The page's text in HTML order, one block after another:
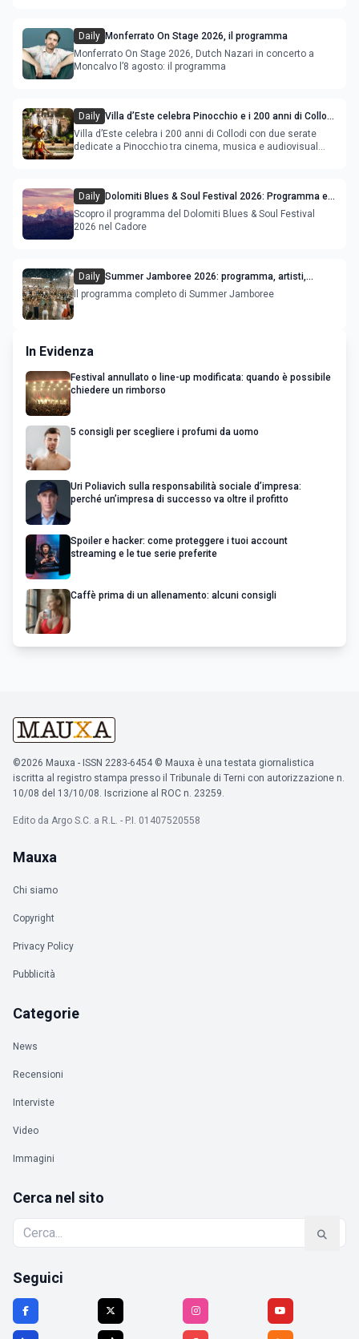
Daily Monferrato On Stage 2026, il programma
Monferrato On Stage 2026, Dutch Nazari in concerto a
Moncalvo l’8 agosto: il programma
Daily Villa d’Este celebra Pinocchio e i 200 anni di Collodi
con cinema, musica e audiovisual mapping
Villa d’Este celebra i 200 anni di Collodi con due serate
dedicate a Pinocchio tra cinema, musica e audiovisual
Daily Dolomiti Blues & Soul Festival 2026: Programma e
Location nel Cadore
Scopro il programma del Dolomiti Blues & Soul Festival
2026 nel Cadore
Daily Summer Jamboree 2026: programma, artisti,
concerti e appuntamenti a Senigallia
Il programma completo di Summer Jamboree
In Evidenza
Festival annullato o line-up modificata: quando è possibile
chiedere un rimborso
5 consigli per scegliere i profumi da uomo
Uri Poliavich sulla responsabilità sociale d’impresa:
perché un’impresa di successo va oltre il profitto
Spoiler e hacker: come proteggere i tuoi account
streaming e le tue serie preferite
Caffè prima di un allenamento: alcuni consigli
©2026 Mauxa - ISSN 2283-6454 © Mauxa è una testata giornalistica
iscritta al registro stampa presso il Tribunale di Terni con autorizzazione n.
10/08 del 13/10/08. Iscrizione al ROC n. 23259.
Edito da Argo S.C. a R.L. - P.I. 01407520558
Mauxa
Chi siamo
Copyright
Privacy Policy
Pubblicità
Categorie
News
Recensioni
Interviste
Video
Immagini
Cerca nel sito
Seguici